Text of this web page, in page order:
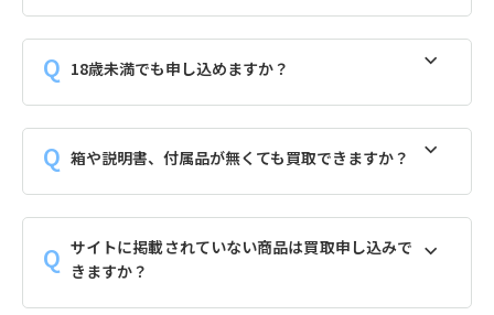
18歳未満でも申し込めますか？
箱や説明書、付属品が無くても買取できますか？
サイトに掲載されていない商品は買取申し込みで
きますか？